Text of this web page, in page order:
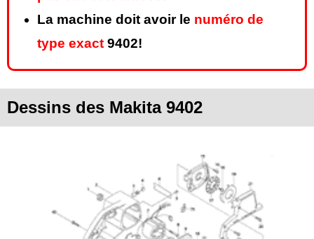
La machine doit avoir le numéro de
type exact 9402!
Dessins des Makita 9402